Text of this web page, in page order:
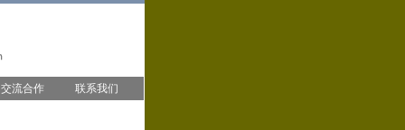
交流合作 联系我们